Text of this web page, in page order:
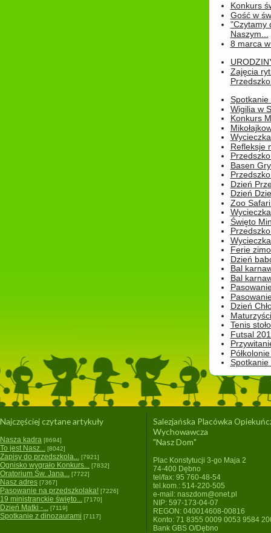
Konkurs
Gość w
"Czytamy
Naszym...
8 marca
Zajęcia
Spotkanie
Wigilia w
Konkurs
Refleksje
Basen
Dzień
Dzień
Zoo
Święto
Ferie
Dzień
Bal
Bal
Dzień
Tenis
Futsal
Najczęściej czytane artykuły
Nasza kadra [8694]
To jest Nasz... [8042]
Zapisy do przedszkola... [7921]
Ognisko wygrało Konkurs... [7832]
Oratorium Św. Jana... [7722]
Nasz adres [7367]
Pasowanie na przedszkolaka! [7226]
19 ministranckie święto... [7170]
Dzień Matki -... [7119]
Spotkanie z dinozaurami [7117]
Salezjańska Placówka
Wychowawcza
"Nasz Dom"
Plac Konstytucji 3-go Maja 2
74-400 Dębno
tel/fax: 95 760-48-54
tel.kom.: 514-220-505
e-mail: naszdom@onet.pl
NIP: 597-173-04-07
REGON: 040014608-00816
Konto: 71 8355 0009 0053 9584
Bank GBS O/Dębno